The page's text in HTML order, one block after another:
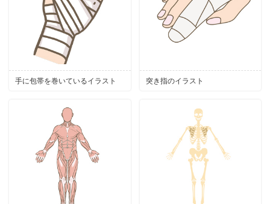
手に包帯を巻いているイラスト 突き指のイラスト